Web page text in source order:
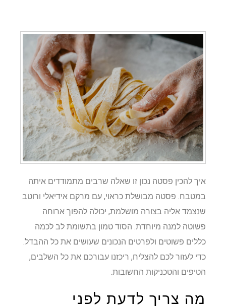
איך להכין פסטה נכון זו שאלה שרבים מתמודדים איתה
במטבח. פסטה מבושלת כראוי, עם מרקם אידיאלי ורוטב
שנצמד אליה בצורה מושלמת, יכולה להפוך ארוחה
פשוטה למנה מיוחדת. הסוד טמון בתשומת לב לכמה
כללים פשוטים ולפרטים הנכונים שעושים את כל ההבדל.
כדי לעזור לכם להצליח, ריכזנו עבורכם את כל השלבים,
הטיפים והטכניקות החשובות.
מה צריך לדעת לפני